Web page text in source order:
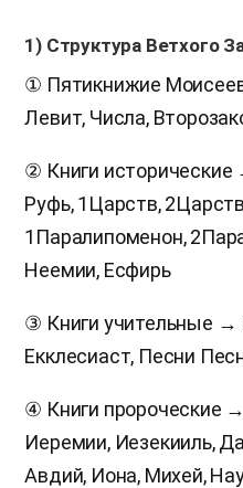
1) Структура Ветхого
① Пятикнижие
Левит, Числа,
② Книги
Руфь, 1Царств,
1Паралипоменон,
Неемии, Есфирь
③ Книги учительные →
Екклесиаст, Песни
④ Книги пророческие
Иеремии, Иезекииль,
Авдий, Иона, Михей,